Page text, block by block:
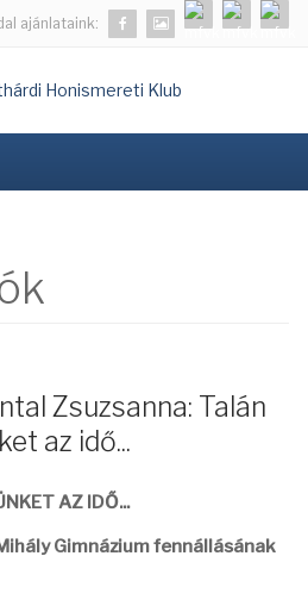
ajánlataink:
Zsuzsanna: Talán
az idő...
AZ IDŐ...
Gimnázium fennállásának